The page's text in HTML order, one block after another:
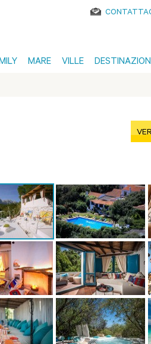
MARE VILLE